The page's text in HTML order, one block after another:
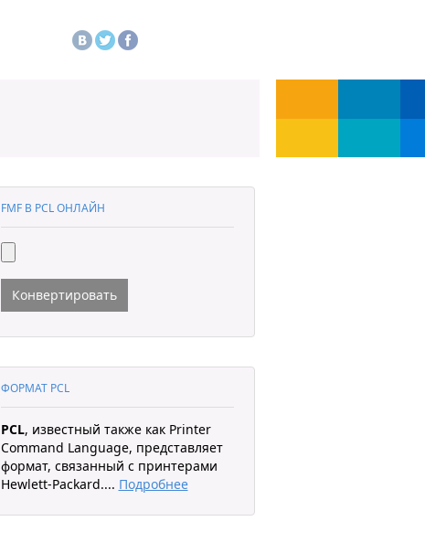
FMF В PCL ОНЛАЙН
Конвертировать
ФОРМАТ PCL
PCL, известный также как Printer
Command Language, представляет
формат, связанный с принтерами
Hewlett-Packard.... Подробнее